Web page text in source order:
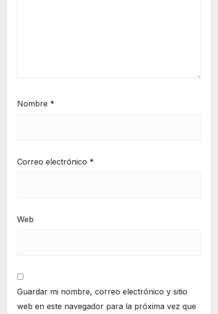
Nombre *
Correo electrónico *
Web
Guardar mi nombre, correo electrónico y sitio
web en este navegador para la próxima vez que